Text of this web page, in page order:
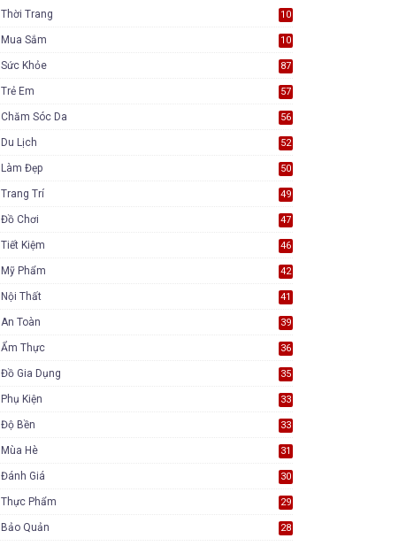
Thời Trang
10
Mua Sắm
10
Sức Khỏe 87
Trẻ Em 57
Chăm Sóc Da 56
Du Lịch 52
Làm Đẹp 50
Trang Trí 49
Đồ Chơi 47
Tiết Kiệm 46
Mỹ Phẩm 42
Nội Thất 41
An Toàn 39
Ẩm Thực 36
Đồ Gia Dụng 35
Phụ Kiện 33
Độ Bền 33
Mùa Hè 31
Đánh Giá 30
Thực Phẩm 29
Bảo Quản 28